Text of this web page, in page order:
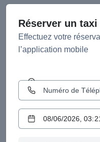
Réserver un taxi
Effectuez votre
l’application mobile